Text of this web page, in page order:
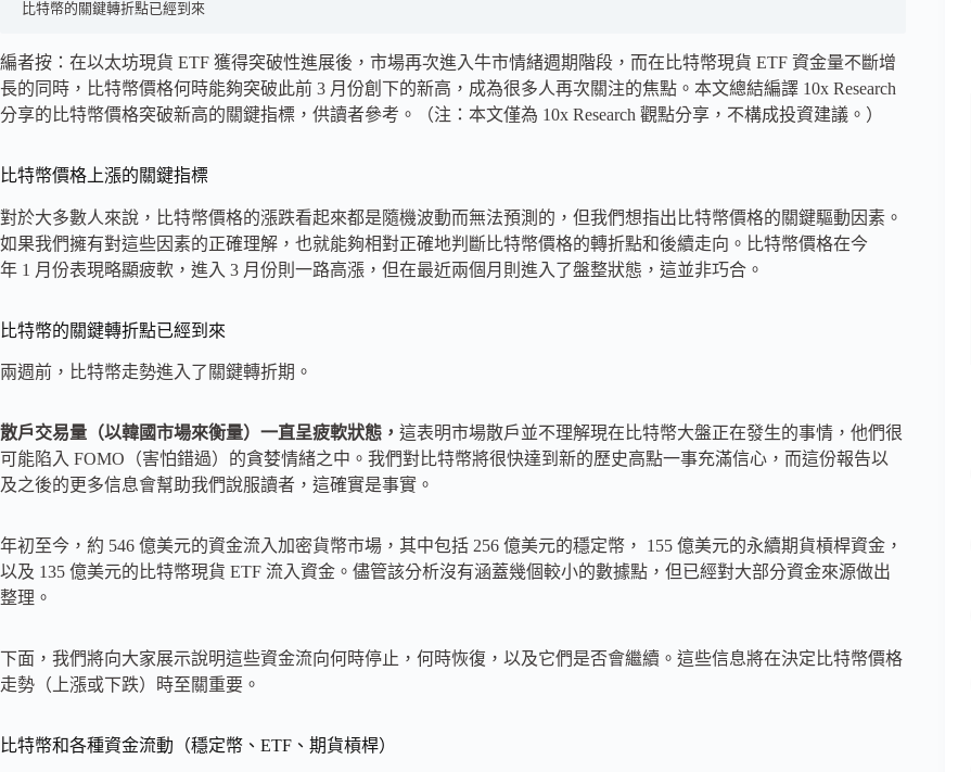
比特幣的關鍵轉折點已經到來
編者按：在以太坊現貨 ETF 獲得突破性進展後，市場再次進入牛市情緒週期階段，而在比特幣現貨 ETF 資金量不斷增
長的同時，比特幣價格何時能夠突破此前 3 月份創下的新高，成為很多人再次關注的焦點。本文總結編譯 10x Research
分享的比特幣價格突破新高的關鍵指標，供讀者參考。（注：本文僅為 10x Research 觀點分享，不構成投資建議。）
比特幣價格上漲的關鍵指標
對於大多數人來說，比特幣價格的漲跌看起來都是隨機波動而無法預測的，但我們想指出比特幣價格的關鍵驅動因素。
如果我們擁有對這些因素的正確理解，也就能夠相對正確地判斷比特幣價格的轉折點和後續走向。比特幣價格在今
年 1 月份表現略顯疲軟，進入 3 月份則一路高漲，但在最近兩個月則進入了盤整狀態，這並非巧合。
比特幣的關鍵轉折點已經到來
兩週前，比特幣走勢進入了關鍵轉折期。
散戶交易量（以韓國市場來衡量）一直呈疲軟狀態， 這表明市場散戶並不理解現在比特幣大盤正在發生的事情，他們很
可能陷入 FOMO（害怕錯過）的貪婪情緒之中。我們對比特幣將很快達到新的歷史高點一事充滿信心，而這份報告以
及之後的更多信息會幫助我們說服讀者，這確實是事實。
年初至今，約 546 億美元的資金流入加密貨幣市場，其中包括 256 億美元的穩定幣， 155 億美元的永續期貨槓桿資金，
以及 135 億美元的比特幣現貨 ETF 流入資金。儘管該分析沒有涵蓋幾個較小的數據點，但已經對大部分資金來源做出
整理。
下面，我們將向大家展示說明這些資金流向何時停止，何時恢復，以及它們是否會繼續。這些信息將在決定比特幣價格
走勢（上漲或下跌）時至關重要。
比特幣和各種資金流動（穩定幣、ETF、期貨槓桿）